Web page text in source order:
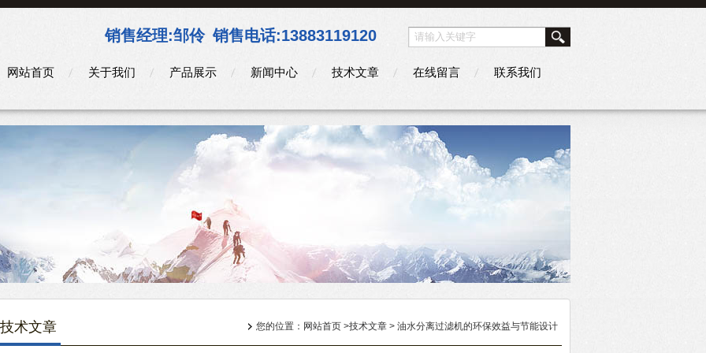
销售经理:邹伶 销售电话:13883119120
网站首页 关于我们 产品展示 新闻中心 技术文章 在线留言 联系我们
技术文章 您的位置： 网站首页 >技术文章 > 油水分离过滤机的环保效益与节能设计